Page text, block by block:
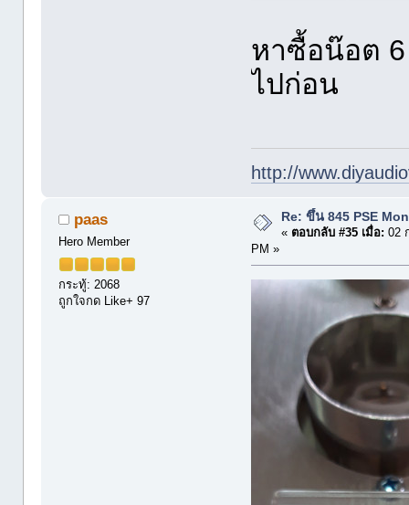
หาซื้อน๊อต 6
ไปก่อน
http://
paas
Hero Member
กระทู้: 2068
ถูกใจกด Like+ 97
Re: ขึ้น 845 PSE
« ตอบกลับ #35 เมื่อ: 02
PM »